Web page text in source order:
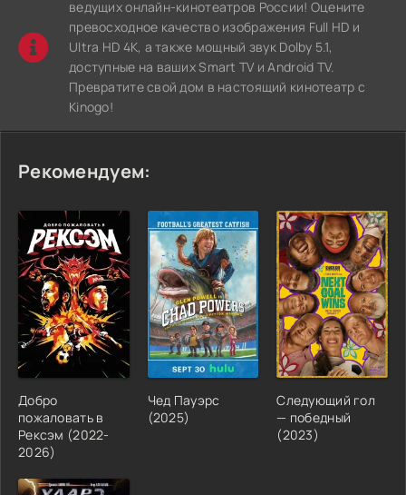
ведущих онлайн-кинотеатров России! Оцените
превосходное качество изображения Full HD и
Ultra HD 4K, а также мощный звук Dolby 5.1,
доступные на ваших Smart TV и Android TV.
Превратите свой дом в настоящий кинотеатр с
Kinogo!
Рекомендуем:
Добро
пожаловать в
Рексэм (2022-
2026)
Чед Пауэрс
(2025)
Следующий гол
— победный
(2023)